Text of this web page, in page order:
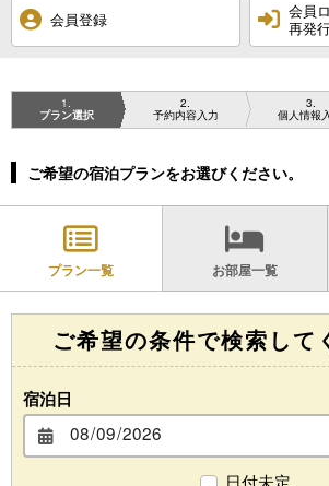
会員登録
会員
再発
1
プラン選択
2
予約内容入力
3
個人情報
ご希望の宿泊プランをお選びください。
プラン一覧 お部屋一覧
ご希望の条件で検索して
宿泊日
日付未定